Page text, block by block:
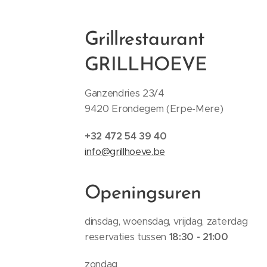
Grillrestaurant
GRILLHOEVE
Ganzendries 23/4
9420 Erondegem (Erpe-Mere)
+32 472 54 39 40
info@grillhoeve.be
Openingsuren
dinsdag, woensdag, vrijdag, zaterdag
reservaties tussen 18:30 - 21:00
zondag